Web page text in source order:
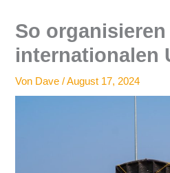
So organisieren
internationalen
Von Dave/August 17, 2024